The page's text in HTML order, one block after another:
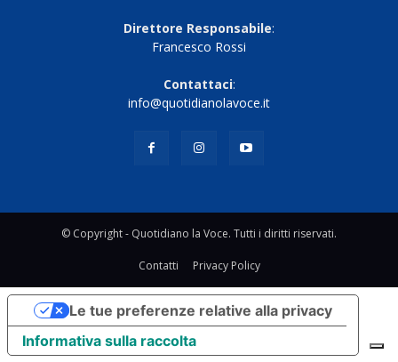
Direttore Responsabile:
Francesco Rossi
Contattaci:
info@quotidianolavoce.it
© Copyright - Quotidiano la Voce. Tutti i diritti riservati.
Contatti Privacy Policy
Informativa sulla raccolta
Le tue preferenze relative alla privacy